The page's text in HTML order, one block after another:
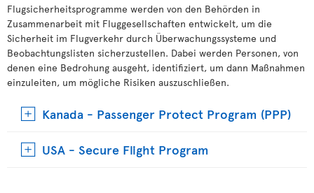
Flugsicherheitsprogramme werden von den Behörden in
Zusammenarbeit mit Fluggesellschaften entwickelt, um die
Sicherheit im Flugverkehr durch Überwachungssysteme und
Beobachtungslisten sicherzustellen. Dabei werden Personen, von
denen eine Bedrohung ausgeht, identifiziert, um dann Maßnahmen
einzuleiten, um mögliche Risiken auszuschließen.
Kanada - Passenger Protect Program (PPP)
USA - Secure Flight Program